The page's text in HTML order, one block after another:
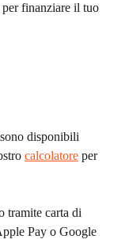
per finanziare il tuo
disponibili
calcolatore per
tramite carta di
Pay o Google